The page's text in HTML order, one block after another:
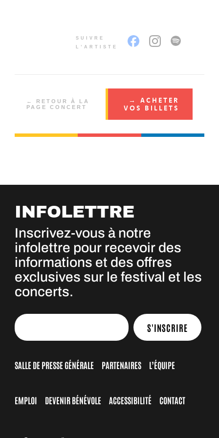
SUIVRE
L’ARTISTE
← RETOUR À LA
PAGE CONCERT
→ ACHETER
VOS BILLETS
INFOLETTRE
Inscrivez-vous à notre
infolettre pour recevoir des
informations et des offres
exclusives sur le festival et les
concerts.
S'INSCRIRE
SALLE DE PRESSE GÉNÉRALE PARTENAIRES L’ÉQUIPE
EMPLOI DEVENIR BÉNÉVOLE ACCESSIBILITÉ CONTACT